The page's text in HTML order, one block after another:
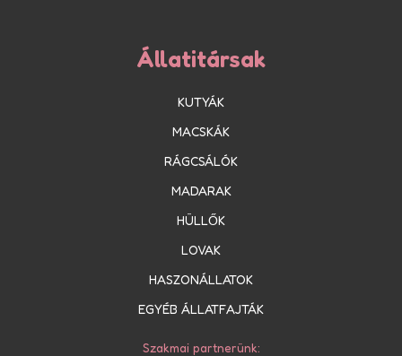
Állatitársak
KUTYÁK
MACSKÁK
RÁGCSÁLÓK
MADARAK
HÜLLŐK
LOVAK
HASZONÁLLATOK
EGYÉB ÁLLATFAJTÁK
Szakmai partnerünk: